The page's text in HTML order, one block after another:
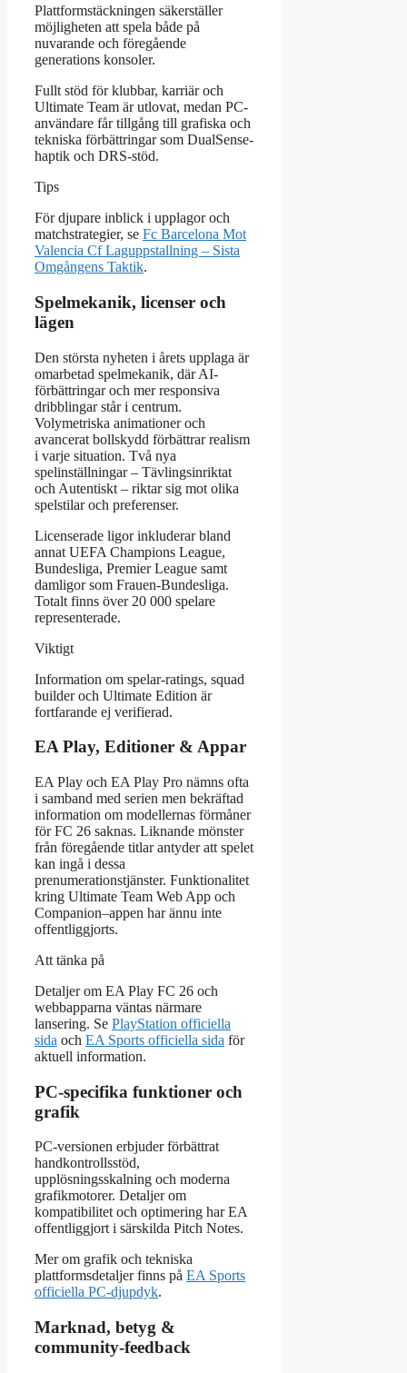
Plattformstäckningen säkerställer
möjligheten att spela både på
nuvarande och föregående
generations konsoler.
Fullt stöd för klubbar, karriär och
Ultimate Team är utlovat, medan PC-
användare får tillgång till grafiska och
tekniska förbättringar som DualSense-
haptik och DRS-stöd.
Tips
För djupare inblick i upplagor och
matchstrategier, se Fc Barcelona Mot
Valencia Cf Laguppstallning – Sista
Omgångens Taktik.
Spelmekanik, licenser och
lägen
Den största nyheten i årets upplaga är
omarbetad spelmekanik, där AI-
förbättringar och mer responsiva
dribblingar står i centrum.
Volymetriska animationer och
avancerat bollskydd förbättrar realism
i varje situation. Två nya
spelinställningar – Tävlingsinriktat
och Autentiskt – riktar sig mot olika
spelstilar och preferenser.
Licenserade ligor inkluderar bland
annat UEFA Champions League,
Bundesliga, Premier League samt
damligor som Frauen-Bundesliga.
Totalt finns över 20 000 spelare
representerade.
Viktigt
Information om spelar-ratings, squad
builder och Ultimate Edition är
fortfarande ej verifierad.
EA Play, Editioner & Appar
EA Play och EA Play Pro nämns ofta
i samband med serien men bekräftad
information om modellernas förmåner
för FC 26 saknas. Liknande mönster
från föregående titlar antyder att spelet
kan ingå i dessa
prenumerationstjänster. Funktionalitet
kring Ultimate Team Web App och
Companion–appen har ännu inte
offentliggjorts.
Att tänka på
Detaljer om EA Play FC 26 och
webbapparna väntas närmare
lansering. Se PlayStation officiella
sida och EA Sports officiella sida för
aktuell information.
PC-specifika funktioner och
grafik
PC-versionen erbjuder förbättrat
handkontrollsstöd,
upplösningsskalning och moderna
grafikmotorer. Detaljer om
kompatibilitet och optimering har EA
offentliggjort i särskilda Pitch Notes.
Mer om grafik och tekniska
plattformsdetaljer finns på EA Sports
officiella PC-djupdyk.
Marknad, betyg &
community-feedback